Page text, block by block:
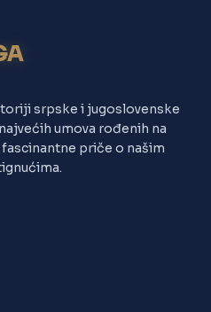
srpske i jugoslovenske
umova rođenih na
priče o našim